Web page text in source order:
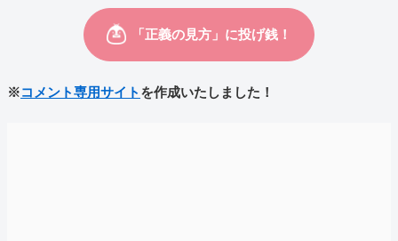
※コメント専用サイト を作成いたしました！